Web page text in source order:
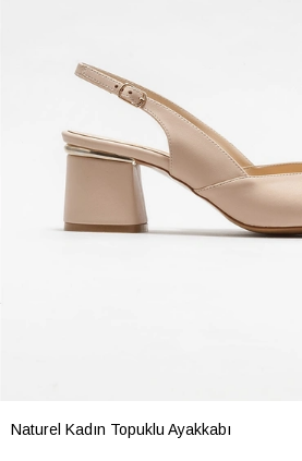
Naturel Kadın Topuklu Ayakkabı